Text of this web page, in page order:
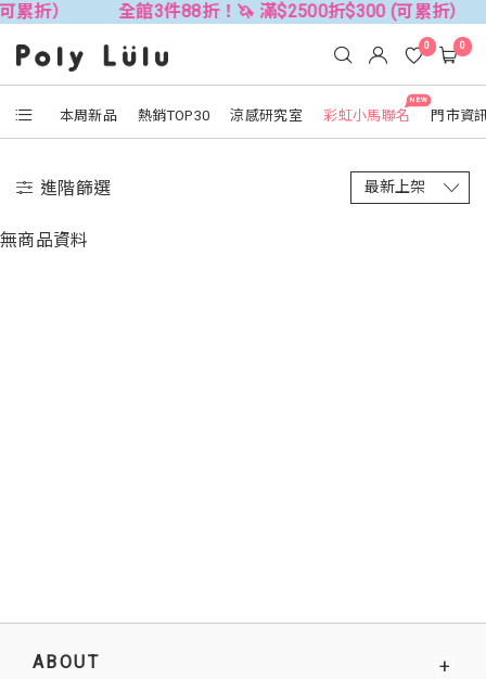
累折） 全館3件88折！🦄 滿$2500折$300 (可累折）
本周新品 熱銷TOP30 涼感研究室
NEW
彩虹小馬聯名 門市資
0 0
進階篩選
無商品資料
ABOUT +